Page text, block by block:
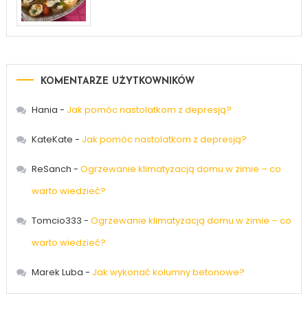
KOMENTARZE UŻYTKOWNIKÓW
Hania - Jak pomóc nastolatkom z depresją?
KateKate - Jak pomóc nastolatkom z depresją?
ReSanch - Ogrzewanie klimatyzacją domu w zimie – co
warto wiedzieć?
Tomcio333 - Ogrzewanie klimatyzacją domu w zimie – co
warto wiedzieć?
Marek Luba - Jak wykonać kolumny betonowe?